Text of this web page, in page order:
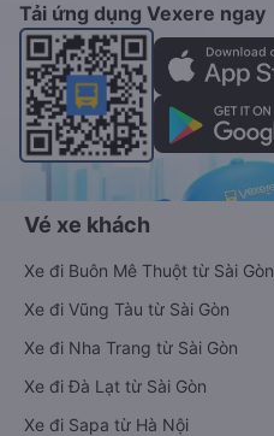
Tải ứng dụng Vexere ngay
Vé xe khách
Xe đi Buôn Mê Thuột từ Sài Gòn
Xe đi Vũng Tàu từ Sài Gòn
Xe đi Nha Trang từ Sài Gòn
Xe đi Đà Lạt từ Sài Gòn
Xe đi Sapa từ Hà Nội